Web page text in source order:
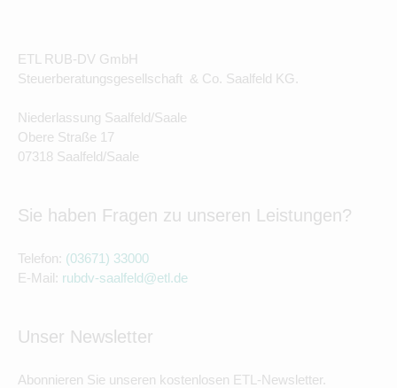
ETL RUB-DV GmbH
Steuerberatungsgesellschaft & Co. Saalfeld KG.
Niederlassung Saalfeld/Saale
Obere Straße 17
07318 Saalfeld/Saale
Sie haben Fragen zu unseren Leistungen?
Telefon: (03671) 33000
E-Mail: rubdv-saalfeld@etl.de
Unser Newsletter
Abonnieren Sie unseren kostenlosen ETL-Newsletter.